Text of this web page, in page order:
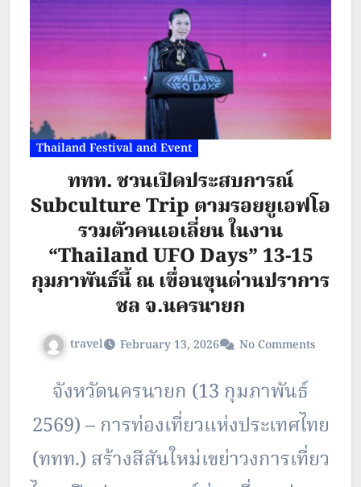
Thailand Festival and Event
ททท. ชวนเปิดประสบการณ์
Subculture Trip ตามรอยยูเอฟโอ
รวมตัวคนเอเลี่ยน ในงาน
“Thailand UFO Days” 13-15
กุมภาพันธ์นี้ ณ เขื่อนขุนด่านปราการ
ชล จ.นครนายก
travel February 13, 2026 No Comments
จังหวัดนครนายก (13 กุมภาพันธ์
2569) – การท่องเที่ยวแห่งประเทศไทย
(ททท.) สร้างสีสันใหม่เขย่าวงการเที่ยว